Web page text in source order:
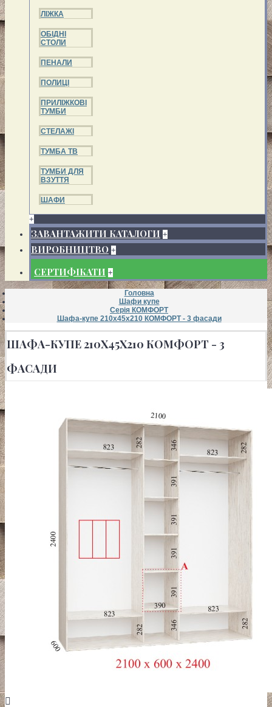
ЛІЖКА
ОБІДНІ
СТОЛИ
ПЕНАЛИ
ПОЛИЦІ
ПРИЛІЖКОВІ
ТУМБИ
СТЕЛАЖІ
ТУМБА ТВ
ТУМБИ ДЛЯ
ВЗУТТЯ
ШАФИ
+
ЗАВАНТАЖИТИ КАТАЛОГИ +
ВИРОБНИЦТВО +
СЕРТИФІКАТИ +
Головна
Шафи купе
Серія КОМФОРТ
Шафа-купе 210х45х210 КОМФОРТ - 3 фасади
ШАФА-КУПЕ 210Х45Х210 КОМФОРТ - 3
ФАСАДИ